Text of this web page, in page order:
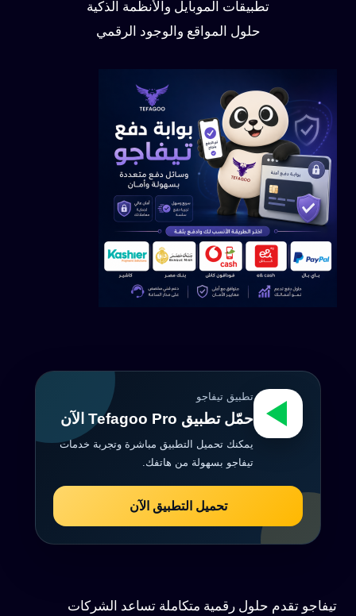
تطبيقات الموبايل والأنظمة الذكية
حلول المواقع والوجود الرقمي
تطبيق تيفاجو
حمّل تطبيق Tefagoo Pro الآن
يمكنك تحميل التطبيق مباشرة وتجربة خدمات
تيفاجو بسهولة من هاتفك.
تحميل التطبيق الآن
تيفاجو تقدم حلول رقمية متكاملة تساعد الشركات